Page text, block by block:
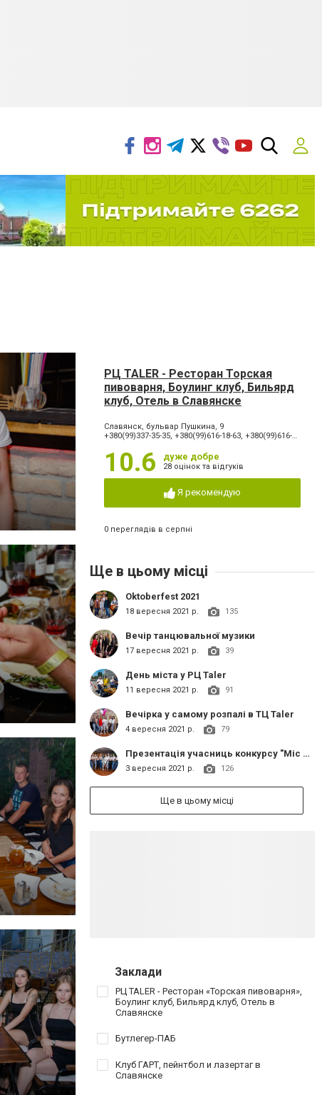
РЦ TALER - Ресторан Торская
пивоварня, Боулинг клуб, Бильярд
клуб, Отель в Славянске
Славянск, бульвар Пушкина, 9
+380(99)337-35-35, +380(99)616-18-63, +380(99)616-18-66, +380(99)334-42-42, +380(66)065-60-90
10.6 дуже добре
28 оцінок та відгуків
Я рекомендую
0 переглядів в серпні
Ще в цьому місці
Oktoberfest 2021
18 вересня 2021 р. 135
Вечір танцювальної музики
17 вересня 2021 р. 39
День міста у РЦ Taler
11 вересня 2021 р. 91
Вечірка у самому розпалі в ТЦ Taler
4 вересня 2021 р. 79
Презентація учасниць конкурсу "Міс Слов'янськ 2021"
3 вересня 2021 р. 126
Ще в цьому місці
Заклади
РЦ TALER - Ресторан «Торская пивоварня»,
Боулинг клуб, Бильярд клуб, Отель в
Славянске
Бутлегер-ПАБ
Клуб ГАРТ, пейнтбол и лазертаг в
Славянске